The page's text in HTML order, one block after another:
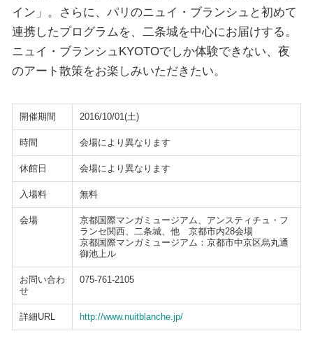
イン」。さらに、パリのニュイ・ブランシュと初めて
連携したプログラムを、二条城を中心にお届けする。
ニュイ・ブランシュKYOTOでしか体験できない、夜
のアート散策をお楽しみいただきたい。
開催期間 2016/10/01(土)
時間 会場により異なります
休館日 会場により異なります
入場料 無料
会場
京都国際マンガミュージアム、アンスティチュ・フ
ランセ関西、二条城、他 京都市内28会場
京都国際マンガミュージアム：京都市中京区烏丸通
御池上ル
お問い合わ
せ
075-761-2105
詳細URL http://www.nuitblanche.jp/